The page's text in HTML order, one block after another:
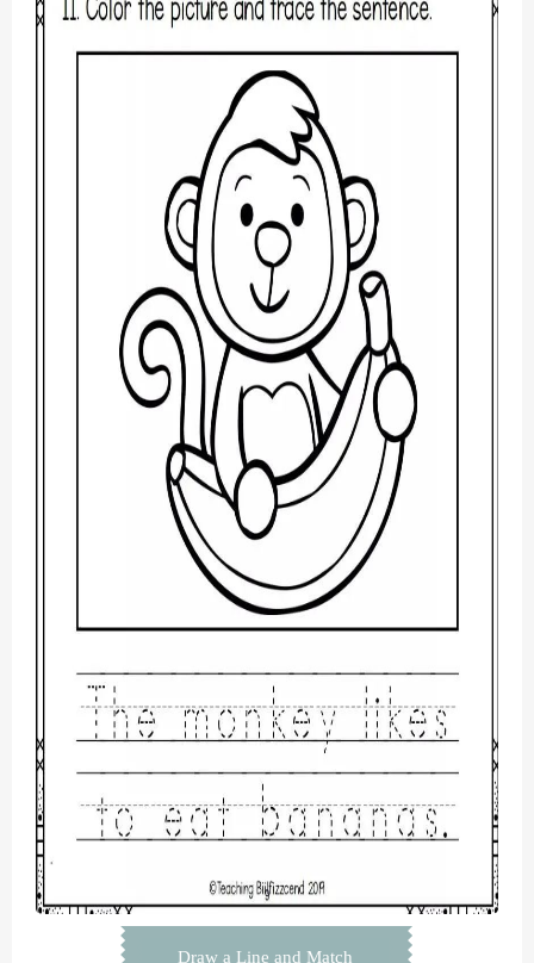
Draw a Line and Match